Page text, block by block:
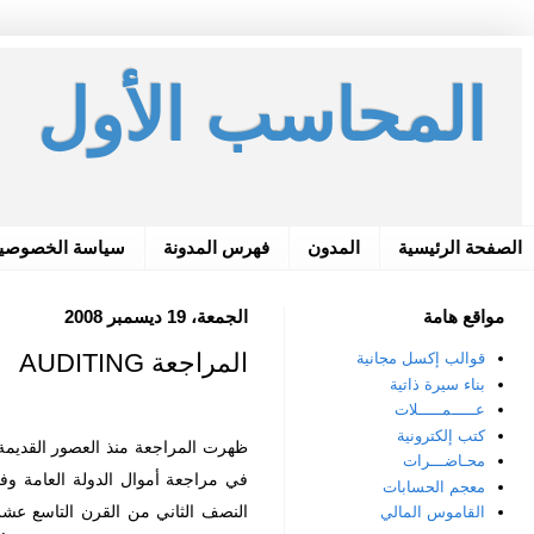
المحاسب الأول
الصفحة الرئيسية المدون فهرس المدونة سياسة
الجمعة، 19 ديسمبر 2008
المراجعة AUDITING
ظهرت المراجعة منذ العصور
في مراجعة أموال الدولة العامة
النصف الثاني من القرن التاسع
مواقع هامة
قوالب إكسل مجانية
بناء سيرة ذاتية
عـــــمـــــلات
كتب إلكترونية
محـاضـــرات
معجم الحسابات
القاموس المالي